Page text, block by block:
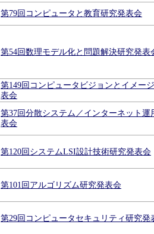
第79回コンピュータと教育研究発表会
第54回数理モデル化と問題解決研究発表
第149回コンピュータビジョンとイメー
表会
第37回分散システム／インターネット運
表会
第120回システムLSI設計技術研究発表会
第101回アルゴリズム研究発表会
第29回コンピュータセキュリティ研究発